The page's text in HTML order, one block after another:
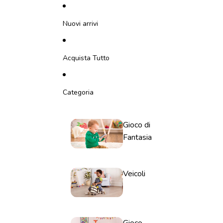
Nuovi arrivi
Acquista Tutto
Categoria
Gioco di
Fantasia
Veicoli